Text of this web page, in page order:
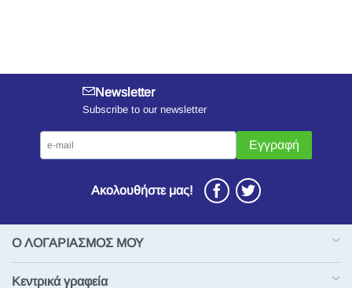
Newsletter
Subscribe to our newsletter
Εγγραφή
Ακολουθήστε μας!
Ο ΛΟΓΑΡΙΑΣΜΟΣ ΜΟΥ
Κεντρικά γραφεία